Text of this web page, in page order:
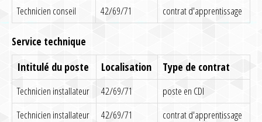
Technicien conseil
42/69/71 contrat d'apprentissage
Service technique
Intitulé du poste Localisation Type de contrat
Technicien installateur 42/69/71
poste en CDI
Technicien installateur
42/69/71 contrat d'apprentissage